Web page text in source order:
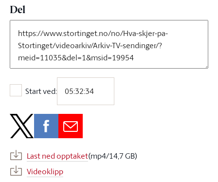
Del
Start ved:
Start ved:
Last ned opptaket(mp4/14,7 GB)
Videoklipp